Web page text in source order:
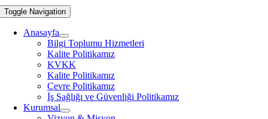
Toggle Navigation
Anasayfa
Bilgi Toplumu Hizmetleri
Kalite Politikamız
KVKK
Kalite Politikamız
Çevre Politikamız
İş Sağlığı ve Güvenliği Politikamız
Kurumsal